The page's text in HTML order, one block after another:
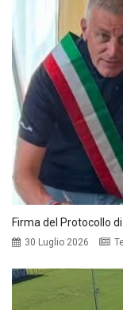
Firma del Protocollo
30 Luglio 2026